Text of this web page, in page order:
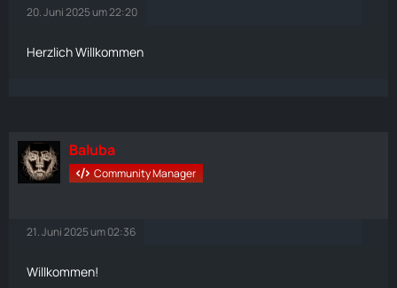
20. Juni 2025 um 22:20
Herzlich Willkommen
Baluba
Community Manager
21. Juni 2025 um 02:36
Willkommen!